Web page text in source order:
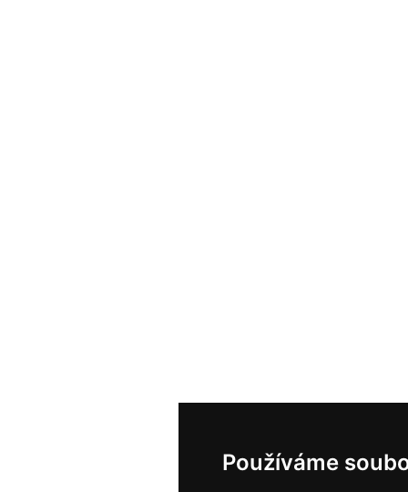
Používáme